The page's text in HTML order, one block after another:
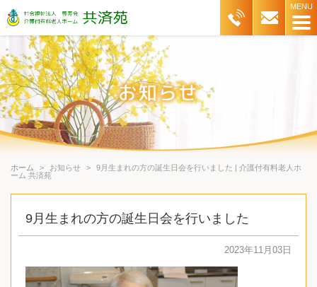
ホーム お知らせ
9月生まれの方の誕生日会を行いました | 介護付有料老人ホ
ーム 共済苑
9月生まれの方の誕生日会を行いました
2023年11月03日